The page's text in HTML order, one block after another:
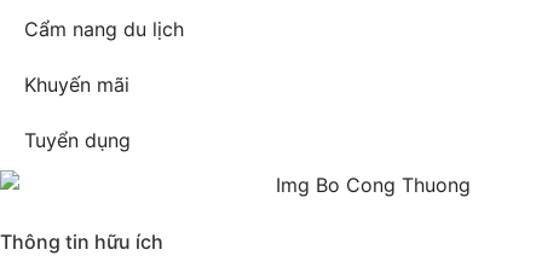
Cẩm nang du lịch
Khuyến mãi
Tuyển dụng
Thông tin hữu ích